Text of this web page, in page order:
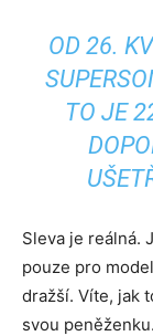
OD 26.
TO JE
Sleva je reálná.
pouze pro model
dražší. Víte, jak
svou